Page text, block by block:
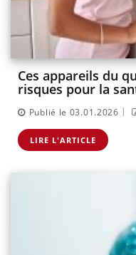
Ces appareils du
risques pour la
Publié le 03.01.2026 |
LIRE L'ARTICLE